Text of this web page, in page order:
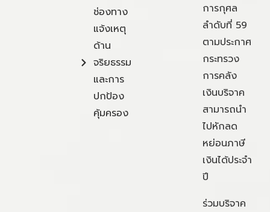
ช่องทาง
แจ้งเหตุ
ด้าน
จริยธรรม
และการ
ปกป้อง
คุ้มครอง
การกุศล
ลำดับที่ 59
ตามประกาศ
กระทรวง
การคลัง
เงินบริจาค
สามารถนำ
ไปหักลด
หย่อนภาษี
เงินได้ประจำ
ปี
ร่วมบริจาค